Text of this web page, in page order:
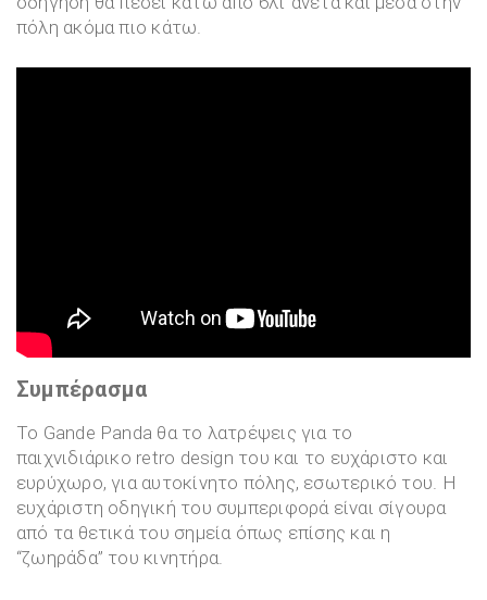
πόλη ακόμα πιο κάτω.
Συμπέρασμα
Το Gande Panda θα το λατρέψεις για το
παιχνιδιάρικο retro design του και το ευχάριστο και
ευρύχωρο, για αυτοκίνητο πόλης, εσωτερικό του. Η
ευχάριστη οδηγική του συμπεριφορά είναι σίγουρα
από τα θετικά του σημεία όπως επίσης και η
“ζωηράδα” του κινητήρα.